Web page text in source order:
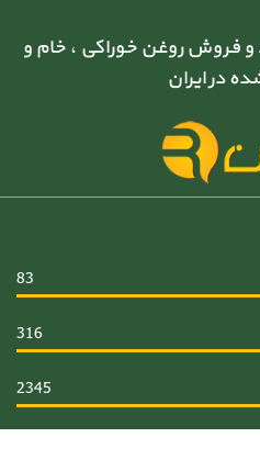
فروش روغن خوراکی ، خام و
در ایران
83
316
2345